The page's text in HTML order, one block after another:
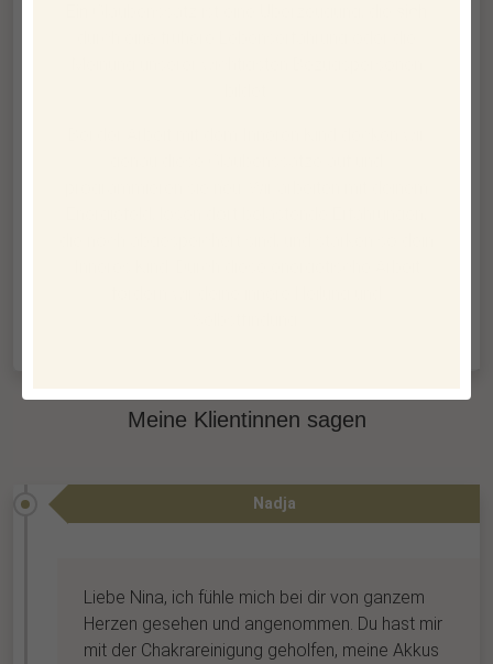
Meine Klientinnen sagen
Nadja
Liebe Nina, ich fühle mich bei dir von ganzem
Herzen gesehen und angenommen. Du hast mir
mit der Chakrareinigung geholfen, meine Akkus